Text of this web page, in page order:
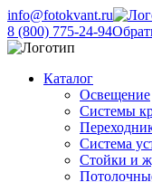
info@fotokvant.ru
8 (800) 775-24-94
Каталог
Освещение
Системы
Система
Стойки и